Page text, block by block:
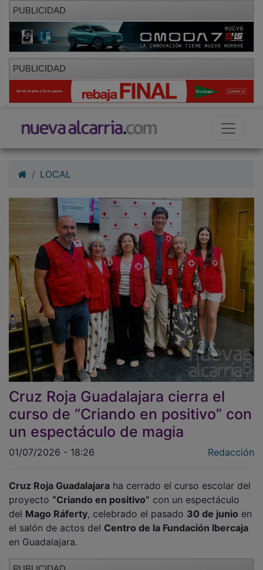
PUBLICIDAD
PUBLICIDAD
Cruz Roja Guadalajara cierra el
curso de “Criando en positivo” con
un espectáculo de magia
01/07/2026 - 18:26
proyecto“Criando en positivo”con un espectáculo
delMago Ráferty, celebrado el pasado30 de junioen
el salón de actos delCentro de la Fundación Ibercaja
en Guadalajara.